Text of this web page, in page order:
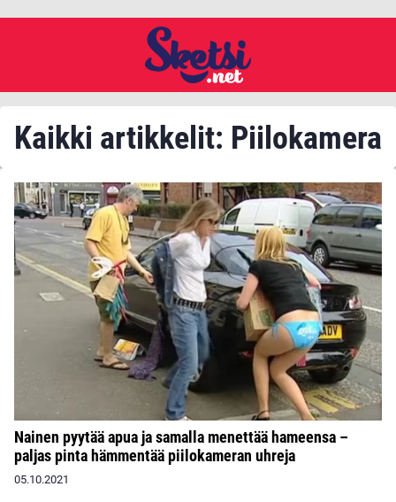
Kaikki artikkelit: Piilokamera
Nainen pyytää apua ja samalla menettää hameensa –
paljas pinta hämmentää piilokameran uhreja
05.10.2021